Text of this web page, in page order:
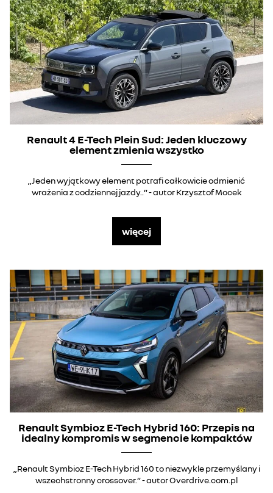
Renault 4 E-Tech Plein Sud: Jeden kluczowy
element zmienia wszystko
„Jeden wyjątkowy element potrafi całkowicie odmienić
wrażenia z codziennej jazdy..” - autor Krzysztof Mocek
więcej
Renault Symbioz E-Tech Hybrid 160: Przepis na
idealny kompromis w segmencie kompaktów
„Renault Symbioz E-Tech Hybrid 160 to niezwykle przemyślany i
wszechstronny crossover.” - autor Overdrive.com.pl